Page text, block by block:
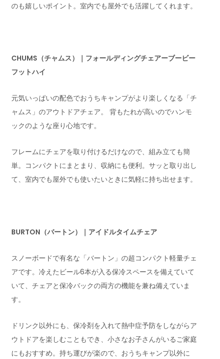
のも嬉しいポイント。室内でも屋外でも活躍してくれます。
CHUMS（チャムス）｜フォールディングチェアーブービー
フットハイ
元気いっぱいの配色でおうちキャンプがより楽しくなる「チ
ャムス」のアウトドアチェア。 背もたれが高いのでハンモ
ックのような座り心地です。
フレームにチェアを取り付けるだけなので、組み立ても簡
単。コンパクトにまとまり、収納にも便利。サッと取り出し
て、室内でも屋外でも使いたいときに気軽に持ち出せます。
BURTON（バートン）｜アイドルタイムチェア
スノーボードで有名な「バートン」の超コンパクト軽量チェ
アです。冷えたビール6本が入る保冷スペースを備えていて
いて、チェアと保冷バックの両方の機能を兼ね備えていま
す。
ドリンク以外にも、保冷剤を入れて熱中症予防をしながらア
ウトドアを楽しむこともでき、小さなお子さんがいるご家庭
にもおすすめ。持ち運びが楽ので、おうちキャンプ以外に